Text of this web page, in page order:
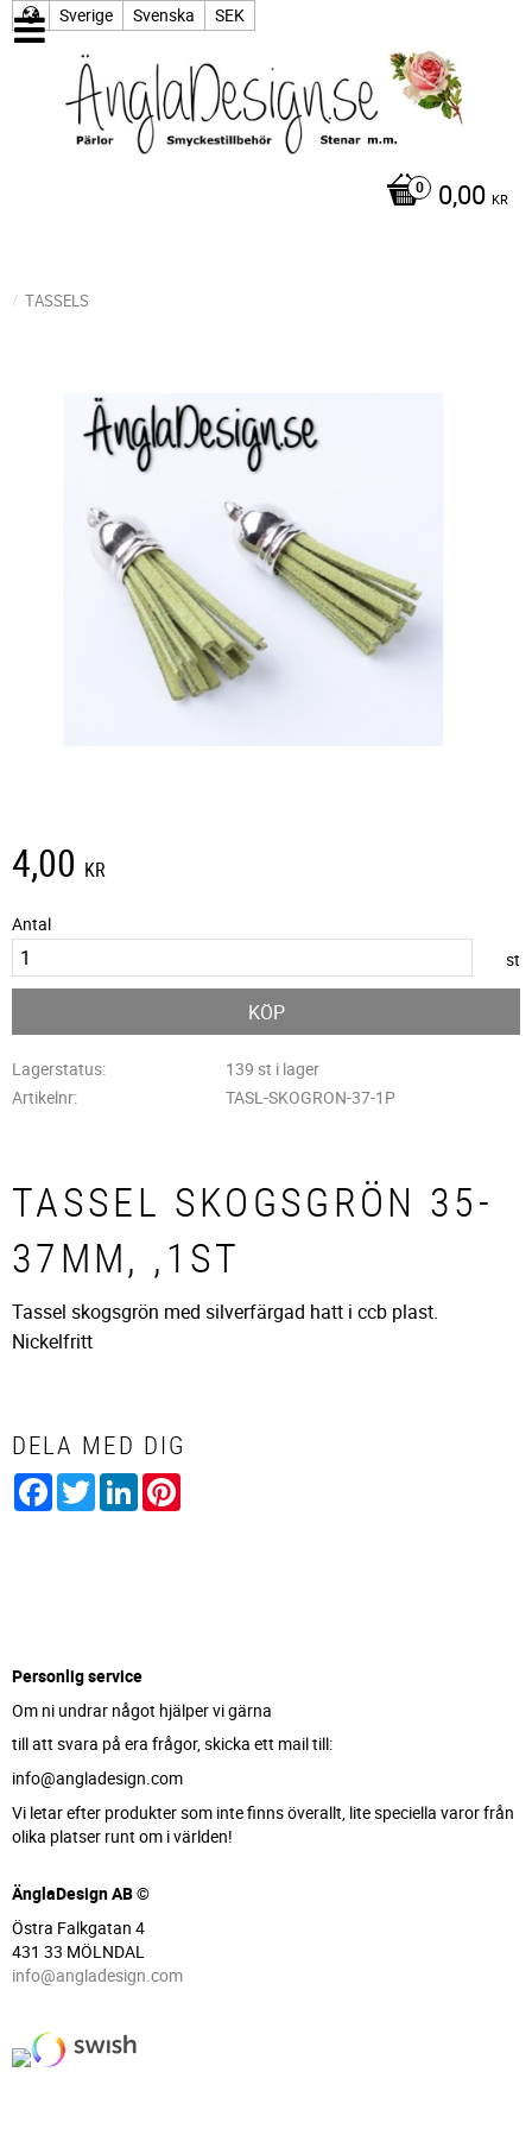
Sverige Svenska SEK
0,00 KR
TASSELS
4,00 KR
Antal
st
KÖP
Lagerstatus
139 st i lager
Artikelnr
TASL-SKOGRON-37-1P
TASSEL SKOGSGRÖN 35-
37MM, ,1ST
Tassel skogsgrön med silverfärgad hatt i ccb plast.
Nickelfritt
DELA MED DIG
Facebook
TwitterLinkedIn
Personlig service
Om ni undrar något hjälper vi gärna
till att svara på era frågor, skicka ett mail till:
info@angladesign.com
Vi letar efter produkter som inte finns överallt, lite speciella varor från
olika platser runt om i världen!
ÄnglaDesign AB ©
Östra Falkgatan 4
431 33 MÖLNDAL
info@angladesign.com